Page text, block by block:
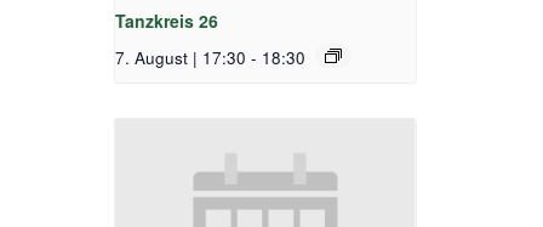
Tanzkreis 26
7. August | 17:30 - 18:30